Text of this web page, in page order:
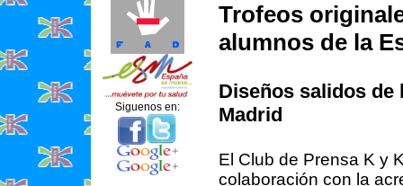
Siguenos en:
Trofeos
alumnos de la
Diseños salidos
Madrid
El Club de Prensa K y
colaboración con la